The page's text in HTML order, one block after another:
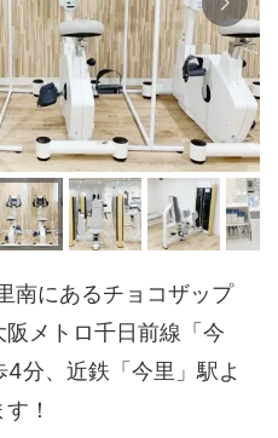
南にあるチョコザップ
メトロ千日前線「今
分、近鉄「今里」駅よ
！